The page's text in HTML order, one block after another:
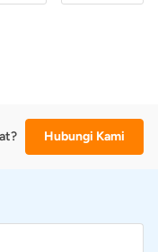
Hubungi Kami